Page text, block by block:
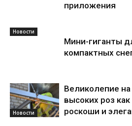
приложения
Новости
Мини-гиганты
компактных
Новости
Великолепие на
высоких роз
роскоши и